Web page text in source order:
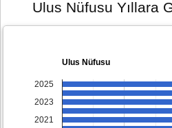
Ulus Nüfusu Yıllara
Ulus Nüfusu
2025
2023
2021